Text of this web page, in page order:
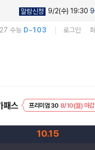
알람신청 9/2(수) 19:30 9
수능 D-103 로그인
패스
프리미엄 30 8/10(월) 마감
EVENT 8/10(월) 마감
10.15